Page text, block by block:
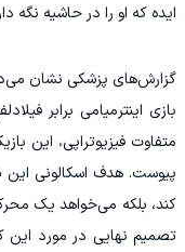
ایده که او را در حاشیه نگه
گزارش‌های پزشکی نشان
بازی اینترمیامی برابر
متفاوت فیزیوتراپی، این
کند، بلکه می‌خواهد یک
تصمیم نهایی در مورد این